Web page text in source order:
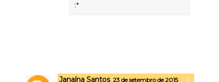
:*
Janaína Santos 23 de setembro de 2015